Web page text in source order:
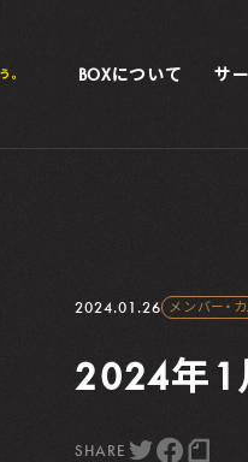
BOXについて サ
2024.01.26 メンバー・
2024年1
SHARE